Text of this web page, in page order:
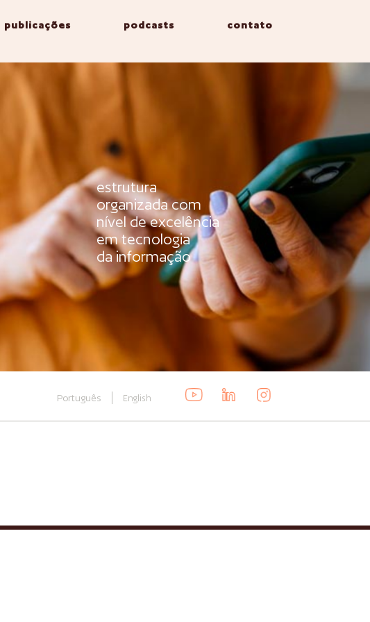
publicações podcasts contato
estrutura
organizada com
nível de excelência
em tecnologia
da informação
Português English